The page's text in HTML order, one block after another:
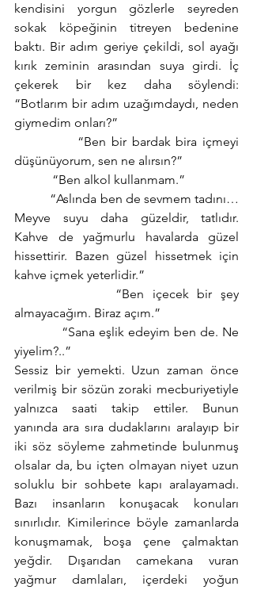
kendisini yorgun gözlerle seyreden
sokak köpeğinin titreyen bedenine
baktı. Bir adım geriye çekildi, sol ayağı
kırık zeminin arasından suya girdi. İç
çekerek bir kez daha söylendi:
“Botlarım bir adım uzağımdaydı, neden
giymedim onları?”
düşünüyorum, sen ne alırsın?”
            “Ben alkol kullanmam.”
Meyve suyu daha güzeldir, tatlıdır.
Kahve de yağmurlu havalarda güzel
hissettirir. Bazen güzel hissetmek için
kahve içmek yeterlidir.”
almayacağım. Biraz açım.”
yiyelim?..”
Sessiz bir yemekti. Uzun zaman önce
verilmiş bir sözün zoraki mecburiyetiyle
yalnızca saati takip ettiler. Bunun
yanında ara sıra dudaklarını aralayıp bir
iki söz söyleme zahmetinde bulunmuş
olsalar da, bu içten olmayan niyet uzun
soluklu bir sohbete kapı aralayamadı.
Bazı insanların konuşacak konuları
sınırlıdır. Kimilerince böyle zamanlarda
konuşmamak, boşa çene çalmaktan
yeğdir. Dışarıdan camekana vuran
yağmur damlaları, içerdeki yoğun